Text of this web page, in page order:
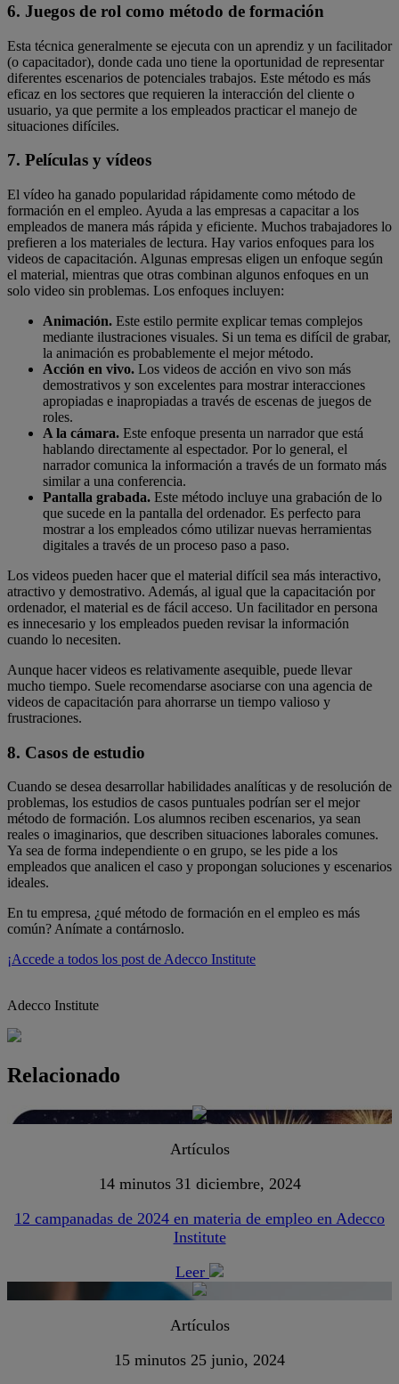
6. Juegos de rol como método de formación
Esta técnica generalmente se ejecuta con un aprendiz y un facilitador
(o capacitador), donde cada uno tiene la oportunidad de representar
diferentes escenarios de potenciales trabajos. Este método es más
eficaz en los sectores que requieren la interacción del cliente o
usuario, ya que permite a los empleados practicar el manejo de
situaciones difíciles.
7. Películas y vídeos
El vídeo ha ganado popularidad rápidamente como método de
formación en el empleo. Ayuda a las empresas a capacitar a los
empleados de manera más rápida y eficiente. Muchos trabajadores lo
prefieren a los materiales de lectura. Hay varios enfoques para los
videos de capacitación. Algunas empresas eligen un enfoque según
el material, mientras que otras combinan algunos enfoques en un
solo video sin problemas. Los enfoques incluyen:
Animación. Este estilo permite explicar temas complejos
mediante ilustraciones visuales. Si un tema es difícil de grabar,
la animación es probablemente el mejor método.
Acción en vivo. Los videos de acción en vivo son más
demostrativos y son excelentes para mostrar interacciones
apropiadas e inapropiadas a través de escenas de juegos de
roles.
A la cámara. Este enfoque presenta un narrador que está
hablando directamente al espectador. Por lo general, el
narrador comunica la información a través de un formato más
similar a una conferencia.
Pantalla grabada. Este método incluye una grabación de lo
que sucede en la pantalla del ordenador. Es perfecto para
mostrar a los empleados cómo utilizar nuevas herramientas
digitales a través de un proceso paso a paso.
Los videos pueden hacer que el material difícil sea más interactivo,
atractivo y demostrativo. Además, al igual que la capacitación por
ordenador, el material es de fácil acceso. Un facilitador en persona
es innecesario y los empleados pueden revisar la información
cuando lo necesiten.
Aunque hacer videos es relativamente asequible, puede llevar
mucho tiempo. Suele recomendarse asociarse con una agencia de
videos de capacitación para ahorrarse un tiempo valioso y
frustraciones.
8. Casos de estudio
Cuando se desea desarrollar habilidades analíticas y de resolución de
problemas, los estudios de casos puntuales podrían ser el mejor
método de formación. Los alumnos reciben escenarios, ya sean
reales o imaginarios, que describen situaciones laborales comunes.
Ya sea de forma independiente o en grupo, se les pide a los
empleados que analicen el caso y propongan soluciones y escenarios
ideales.
En tu empresa, ¿qué método de formación en el empleo es más
común? Anímate a contárnoslo.
¡Accede a todos los post de Adecco Institute
Adecco Institute
Relacionado
Artículos
14 minutos 31 diciembre, 2024
12 campanadas de 2024 en materia de empleo en Adecco
Institute
Leer
Artículos
15 minutos 25 junio, 2024